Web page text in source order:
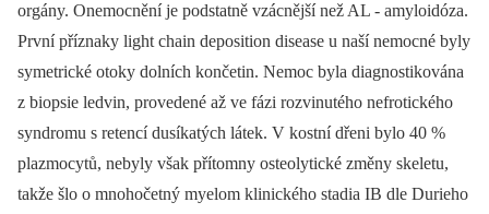
orgány. Onemocnění je podstatně vzácnější než AL -⁠ amyloidóza.
První příznaky light chain deposition disease u naší nemocné byly
symetrické otoky dolních končetin. Nemoc byla diagnostikována
z bio­psie ledvin, provedené až ve fázi rozvinutého nefrotického
syndromu s retencí dusíkatých látek. V kostní dřeni bylo 40 %
plazmocytů, nebyly však přítomny osteolytické změny skeletu,
takže šlo o mnohočetný myelom klinického stadia IB dle Durieho